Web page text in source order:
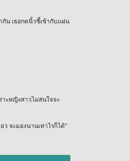
กัน เธอกดนิ้วชี้เข้ากับแผ่น
าะหญิงสาวไม่สนใจจะ
จะมองนานเท่าไรก็ได้"